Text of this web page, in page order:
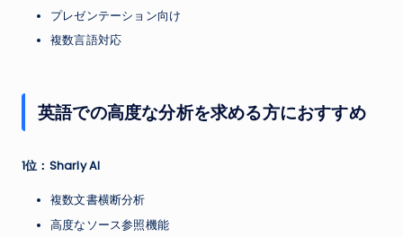
プレゼンテーション向け
複数言語対応
英語での高度な分析を求める方におすすめ
1位：Sharly AI
複数文書横断分析
高度なソース参照機能